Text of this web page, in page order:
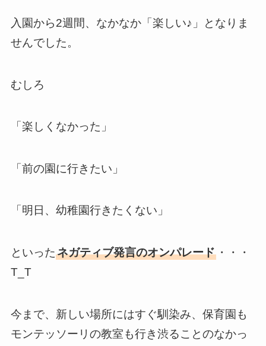
入園から2週間、なかなか「楽しい♪」となりま
せんでした。
むしろ
「楽しくなかった」
「前の園に行きたい」
「明日、幼稚園行きたくない」
といったネガティブ発言のオンパレード・・・
T_T
今まで、新しい場所にはすぐ馴染み、保育園も
モンテッソーリの教室も行き渋ることのなかっ